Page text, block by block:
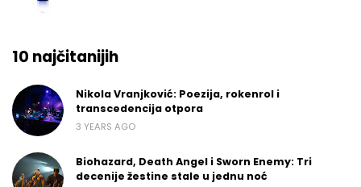
10 najčitanijih
Nikola Vranjković: Poezija, rokenrol i
transcedencija otpora
3 YEARS AGO
Biohazard, Death Angel i Sworn Enemy: Tri
decenije žestine stale u jednu noć